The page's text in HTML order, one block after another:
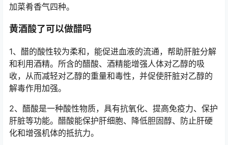
加菜肴香气四种。
黄酒酸了可以做醋吗
1、醋的酸性较为柔和，能促进血液的流通，帮助肝脏分解
和利用酒精。所含的醋酸、酒精能增强人体对乙醇的吸
收，从而减轻对乙醇的重量和毒性，并促使肝脏对乙醇的
解毒作用加强。
2、醋酸是一种酸性物质，具有抗氧化、提高免疫力、保护
肝脏等功能。醋酸能保护肝细胞、降低胆固醇、防止肝硬
化和增强机体的抵抗力。